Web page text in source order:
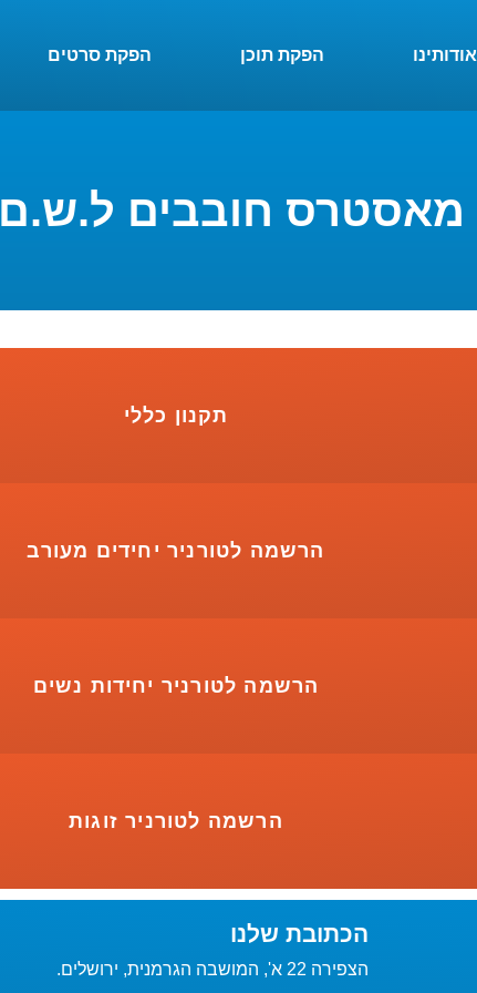
אודותינו הפקת תוכן הפקת סרטים
מאסטרס חובבים ל.ש.ם 2024
תקנון כללי
הרשמה לטורניר יחידים מעורב
הרשמה לטורניר יחידות נשים
הרשמה לטורניר זוגות
הכתובת שלנו
הצפירה 22 א', המושבה הגרמנית, ירושלים.